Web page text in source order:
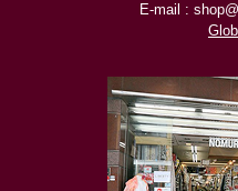
E-mail :